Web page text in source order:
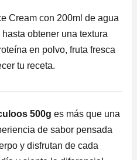
Cream con 200ml de agua
obtener una textura
en polvo, fruta fresca
tu receta.
500g es más que una
de sabor pensada
y disfrutan de cada